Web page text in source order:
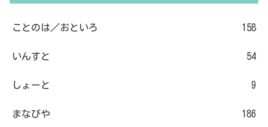
ことのは／おといろ 158
いんすと 54
しょーと 9
まなびや 186